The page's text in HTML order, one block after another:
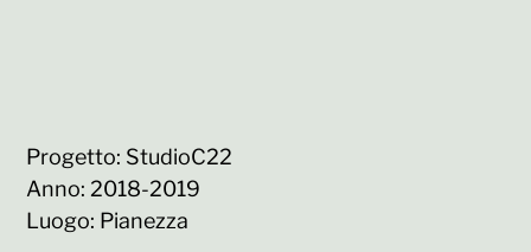
Progetto: StudioC22
Anno: 2018-2019
Luogo: Pianezza